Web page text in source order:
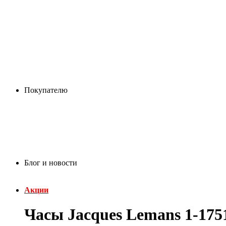
Покупателю
Блог и новости
Акции
Часы Jacques Lemans 1-